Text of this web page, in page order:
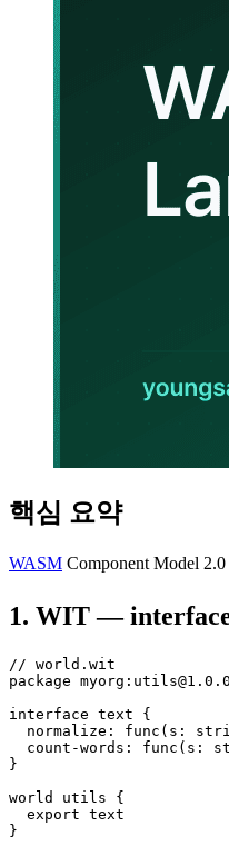
핵심 요약
WASM Component Model
1. WIT —
// world.wit
package myorg:utils@1.0.0
interface text {
normalize: func(s:
count-words: func(s:
}
world utils {
  export text
}